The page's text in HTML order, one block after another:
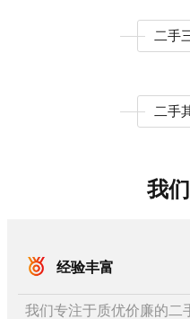
二手
二手
我
经验丰富
我们专注于质优价廉的二